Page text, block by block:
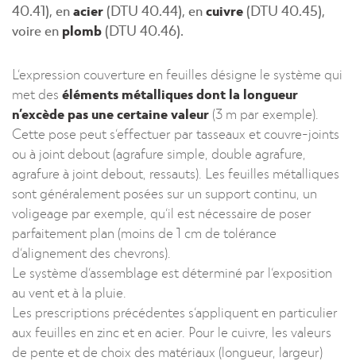
40.41), enacier (DTU 40.44), encuivre (DTU 40.45),
voire en plomb (DTU 40.46).
L’expression couverture en feuilles désigne le système qui
met des éléments métalliques dont la longueur
n’excède pas une certaine valeur (3 m par exemple).
Cette pose peut s’effectuer par tasseaux et couvre-joints
ou à joint debout (agrafure simple, double agrafure,
agrafure à joint debout, ressauts). Les feuilles métalliques
sont généralement posées sur un support continu, un
voligeage par exemple, qu’il est nécessaire de poser
parfaitement plan (moins de 1 cm de tolérance
d’alignement des chevrons).
Le système d’assemblage est déterminé par l’exposition
au vent et à la pluie.
Les prescriptions précédentes s’appliquent en particulier
aux feuilles en zinc et en acier. Pour le cuivre, les valeurs
de pente et de choix des matériaux (longueur, largeur)